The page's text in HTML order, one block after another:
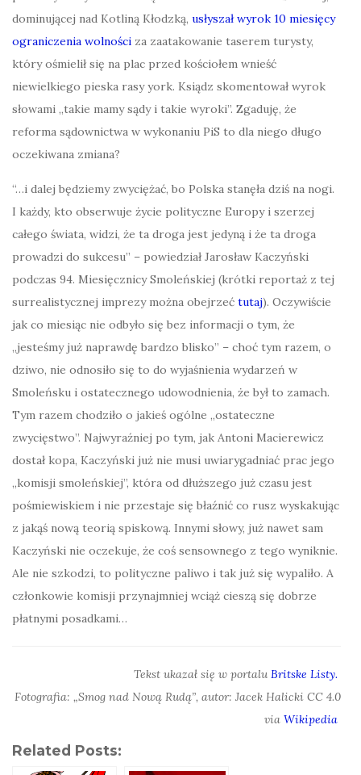
dominującej nad Kotliną Kłodzką, usłyszał wyrok 10 miesięcy
ograniczenia wolności za zaatakowanie taserem turysty,
który ośmielił się na plac przed kościołem wnieść
niewielkiego pieska rasy york. Ksiądz skomentował wyrok
słowami „takie mamy sądy i takie wyroki”. Zgaduję, że
reforma sądownictwa w wykonaniu PiS to dla niego długo
oczekiwana zmiana?
“…i dalej będziemy zwyciężać, bo Polska stanęła dziś na nogi.
I każdy, kto obserwuje życie polityczne Europy i szerzej
całego świata, widzi, że ta droga jest jedyną i że ta droga
prowadzi do sukcesu” – powiedział Jarosław Kaczyński
podczas 94. Miesięcznicy Smoleńskiej (krótki reportaż z tej
surrealistycznej imprezy można obejrzeć tutaj). Oczywiście
jak co miesiąc nie odbyło się bez informacji o tym, że
„jesteśmy już naprawdę bardzo blisko” – choć tym razem, o
dziwo, nie odnosiło się to do wyjaśnienia wydarzeń w
Smoleńsku i ostatecznego udowodnienia, że był to zamach.
Tym razem chodziło o jakieś ogólne „ostateczne
zwycięstwo”. Najwyraźniej po tym, jak Antoni Macierewicz
dostał kopa, Kaczyński już nie musi uwiarygadniać prac jego
„komisji smoleńskiej”, która od dłuższego już czasu jest
pośmiewiskiem i nie przestaje się błaźnić co rusz wyskakując
z jakąś nową teorią spiskową. Innymi słowy, już nawet sam
Kaczyński nie oczekuje, że coś sensownego z tego wyniknie.
Ale nie szkodzi, to polityczne paliwo i tak już się wypaliło. A
członkowie komisji przynajmniej wciąż cieszą się dobrze
płatnymi posadkami…
Tekst ukazał się w portalu Britske Listy.
Fotografia: „Smog nad Nową Rudą”, autor: Jacek Halicki CC 4.0
via Wikipedia
Related Posts: